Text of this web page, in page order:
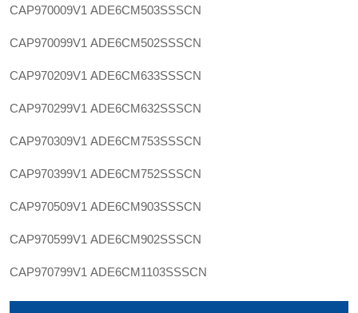
CAP970009V1 ADE6CM503SSSCN
CAP970099V1 ADE6CM502SSSCN
CAP970209V1 ADE6CM633SSSCN
CAP970299V1 ADE6CM632SSSCN
CAP970309V1 ADE6CM753SSSCN
CAP970399V1 ADE6CM752SSSCN
CAP970509V1 ADE6CM903SSSCN
CAP970599V1 ADE6CM902SSSCN
CAP970799V1 ADE6CM1103SSSCN